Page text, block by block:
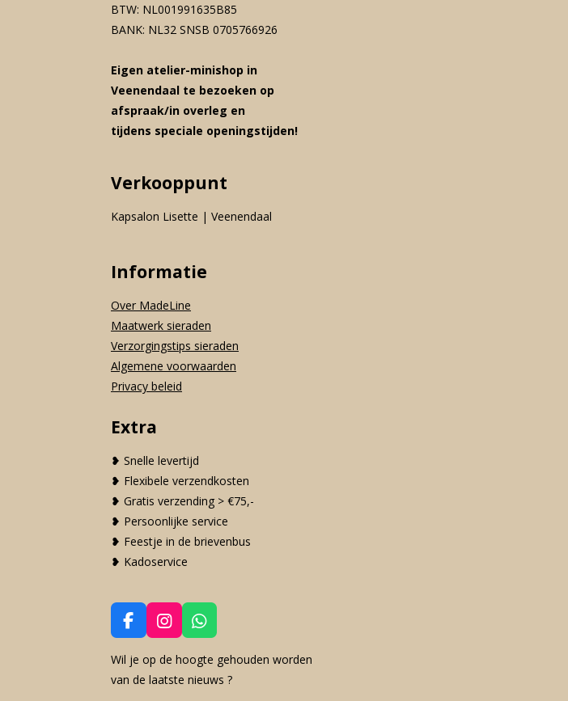
BTW: NL001991635B85
BANK: NL32 SNSB 0705766926
Eigen atelier-minishop in
Veenendaal te bezoeken op
afspraak/in overleg en
tijdens speciale openingstijden!
Verkooppunt
Kapsalon Lisette | Veenendaal
Informatie
Over MadeLine
Maatwerk sieraden
Verzorgingstips sieraden
Algemene voorwaarden
Privacy beleid
Extra
❥ Snelle levertijd
❥ Flexibele verzendkosten
❥ Gratis verzending > €75,-
❥ Persoonlijke service
❥ Feestje in de brievenbus
❥ Kadoservice
F
a
c
e
I
n
s
t
W
h
a
t
Wil je op de hoogte gehouden worden
van de laatste nieuws ?